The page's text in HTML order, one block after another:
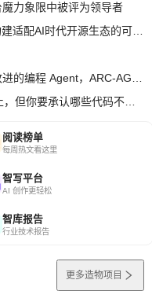
力象限中被评为领导者
阅读榜单
每周热文看这里
智写平台
AI 创作更轻松
智库报告
行业技术报告
更多造物项目